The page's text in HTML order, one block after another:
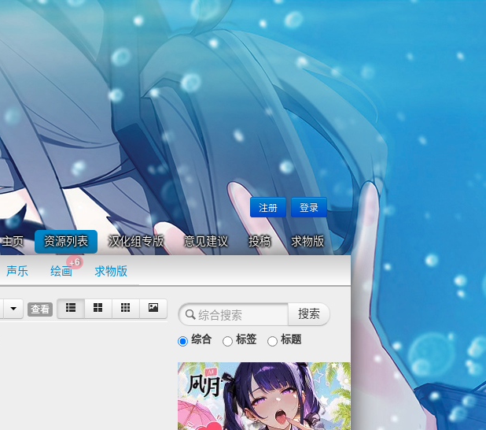
注册 登录
主页 资源列表 汉化组专版 意见建议 投稿 求物版
声乐 绘画
+6
求物版
查看
综合 标签 标题